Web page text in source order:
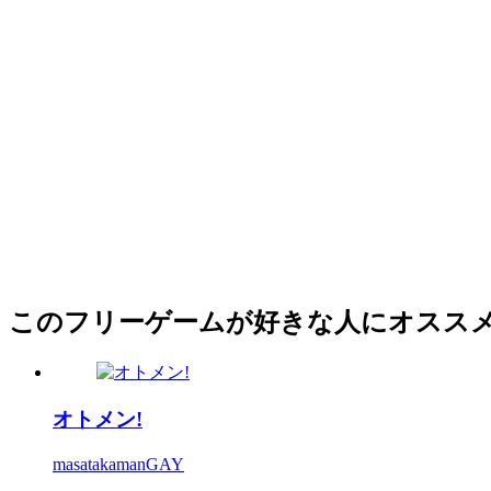
このフリーゲームが好きな人にオスス
オトメン!
masatakamanGAY